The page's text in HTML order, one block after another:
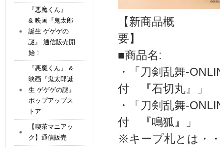
【新商品概
■商品名:
・「刀剣乱舞-
付 『石
・「刀剣乱舞-
付 『鳴狐』」
※キープ札とは・
『悪魔くん』
& 映画『鬼太郎
誕生 ゲゲゲの
謎』 通信販売開
始！
『悪魔くん』 &
映画『鬼太郎誕
生 ゲゲゲの謎』
ポップアップス
トア
【喫茶マニアッ
ク】通信販売